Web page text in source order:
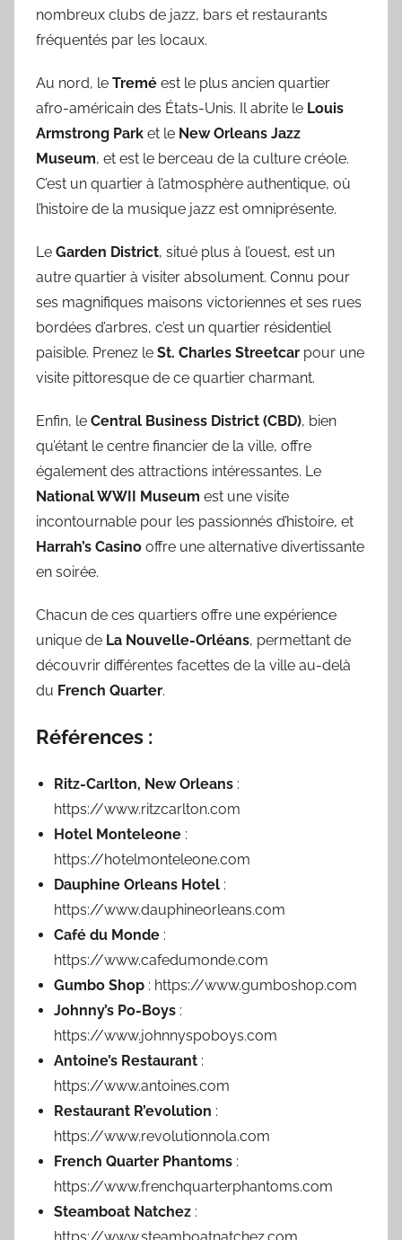
nombreux clubs de jazz, bars et restaurants
fréquentés par les locaux.
Au nord, le Tremé est le plus ancien quartier
afro-américain des États-Unis. Il abrite le Louis
Armstrong Park et le New Orleans Jazz
Museum, et est le berceau de la culture créole.
C’est un quartier à l’atmosphère authentique, où
l’histoire de la musique jazz est omniprésente.
Le Garden District, situé plus à l’ouest, est un
autre quartier à visiter absolument. Connu pour
ses magnifiques maisons victoriennes et ses rues
bordées d’arbres, c’est un quartier résidentiel
paisible. Prenez le St. Charles Streetcar pour une
visite pittoresque de ce quartier charmant.
Enfin, le Central Business District (CBD), bien
qu’étant le centre financier de la ville, offre
également des attractions intéressantes. Le
National WWII Museum est une visite
incontournable pour les passionnés d’histoire, et
Harrah’s Casino offre une alternative divertissante
en soirée.
Chacun de ces quartiers offre une expérience
unique de La Nouvelle-Orléans, permettant de
découvrir différentes facettes de la ville au-delà
du French Quarter.
Références :
Ritz-Carlton, New Orleans :
https://www.ritzcarlton.com
Hotel Monteleone :
https://hotelmonteleone.com
Dauphine Orleans Hotel :
https://www.dauphineorleans.com
Café du Monde :
https://www.cafedumonde.com
Gumbo Shop : https://www.gumboshop.com
Johnny’s Po-Boys :
https://www.johnnyspoboys.com
Antoine’s Restaurant :
https://www.antoines.com
Restaurant R’evolution :
https://www.revolutionnola.com
French Quarter Phantoms :
https://www.frenchquarterphantoms.com
Steamboat Natchez :